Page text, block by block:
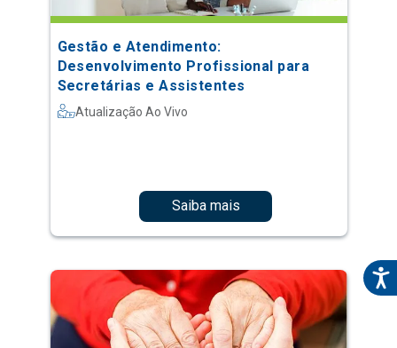
Gestão e Atendimento:
Desenvolvimento Profissional para
Secretárias e Assistentes
Atualização Ao Vivo
Saiba mais